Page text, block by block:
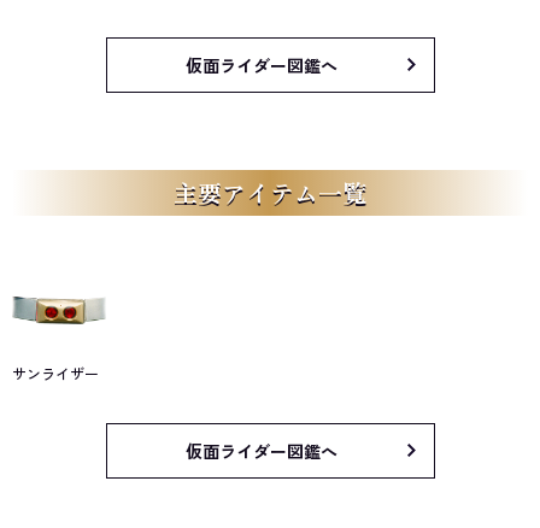
仮面ライダー図鑑へ
主要アイテム一覧
サンライザー
仮面ライダー図鑑へ